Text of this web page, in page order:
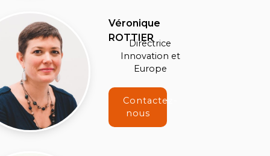
Véronique
ROTTIER
Directrice
Innovation et
Europe
Contactez-
nous